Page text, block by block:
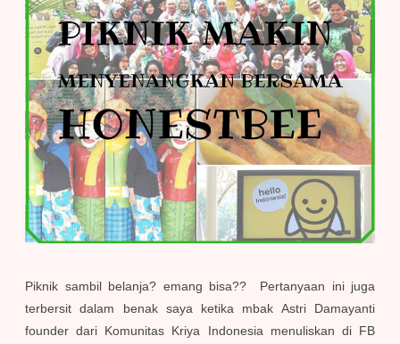
Piknik sambil belanja? emang bisa?? Pertanyaan ini juga
terbersit dalam benak saya ketika mbak Astri Damayanti
founder dari Komunitas Kriya Indonesia menuliskan di FB